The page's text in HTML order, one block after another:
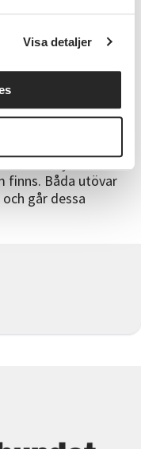
Visa detaljer
för dansen.
och tycker att
finns. Båda utövar
går dessa